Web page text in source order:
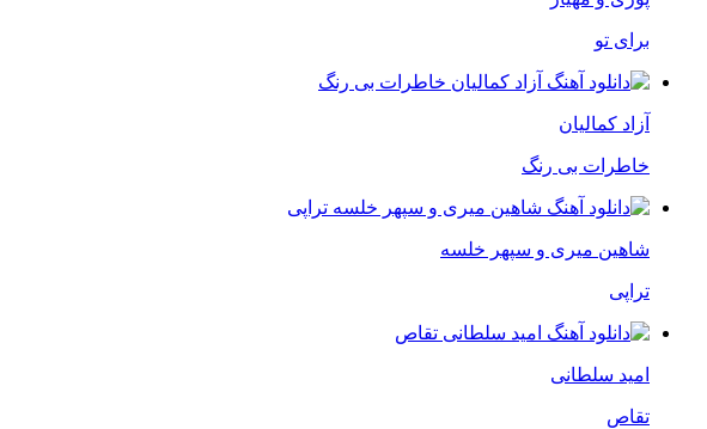
برای تو
آزاد کمالیان
خاطرات بی رنگ
شاهین میری و سپهر خلسه
تراپی
امید سلطانی
تقاص